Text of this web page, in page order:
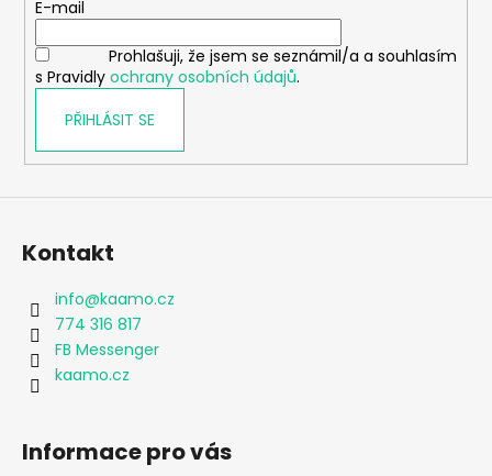
E-mail
Prohlašuji, že jsem se seznámil/a a souhlasím
s Pravidly ochrany osobních údajů.
PŘIHLÁSIT SE
Kontakt
info@kaamo.cz
774 316 817
FB Messenger
kaamo.cz
Informace pro vás